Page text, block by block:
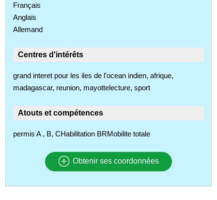
Français
Anglais
Allemand
Centres d'intérêts
grand interet pour les iles de l'ocean indien, afrique,
madagascar, reunion, mayottelecture, sport
Atouts et compétences
permis A , B, CHabilitation BRMobilite totale
Obtenir ses coordonnées